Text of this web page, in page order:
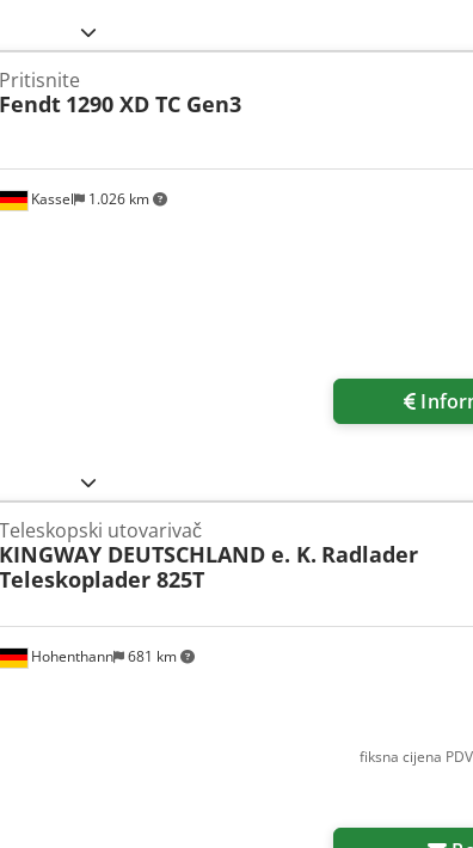
Kassel 1.026 km
Pritisnite
Fendt 1290 XD TC Gen3
Hohenthann 681 km
Teleskopski utovarivač
KINGWAY DEUTSCHLAND e. K. Radlader
Teleskoplader 825T
fiksna cijena